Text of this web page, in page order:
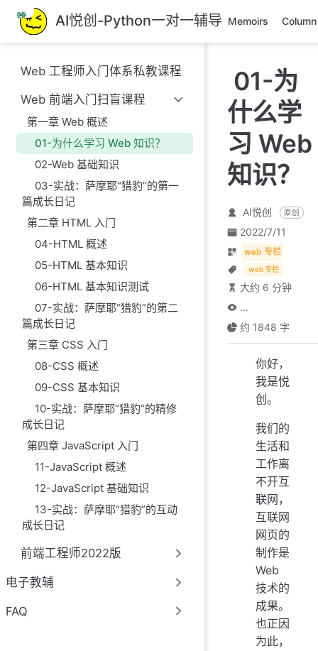
跳
至
主
內
AI悦创-Python一对一辅导 Memoirs Column
Web 工程师入门体系私教课程
Web 前端入门扫盲课程
第一章 Web 概述
01-为什么学习 Web 知识？
02-Web 基础知识
03-实战：萨摩耶“猎豹”的第一
篇成长日记
第二章 HTML 入门
04-HTML 概述
05-HTML 基本知识
06-HTML 基本知识测试
07-实战：萨摩耶“猎豹”的第二
篇成长日记
第三章 CSS 入门
08-CSS 概述
09-CSS 基本知识
10-实战：萨摩耶“猎豹”的精修
成长日记
第四章 JavaScript 入门
11-JavaScript 概述
12-JavaScript 基础知识
13-实战：萨摩耶“猎豹”的互动
成长日记
前端工程师2022版
电子教辅
FAQ
01-为
什么学
习 Web
知识？
AI悦创 原创
2022/7/11
web 专栏
web 专栏
大约 6 分钟
...
约 1848 字
你好，
我是悦
创。
我们的
生活和
工作离
不开互
联网，
互联网
网页的
制作是
Web
技术的
成果。
也正因
为此，